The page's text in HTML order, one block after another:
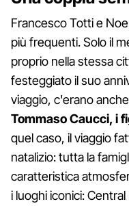
Francesco Totti e
più frequenti. Solo il
proprio nella stessa
festeggiato il suo
viaggio, c'erano
Tommaso Caucci, i
quel caso, il viaggio
natalizio: tutta la
caratteristica
i luoghi iconici: